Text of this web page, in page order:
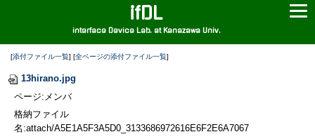
ifDL
interface Device Lab. at Kanazawa Univ.
[添付ファイル一覧] [全ページの添付ファイル一覧]
13hirano.jpg
ページ:メンバ
格納ファイル
名:attach/A5E1A5F3A5D0_3133686972616E6F2E6A7067